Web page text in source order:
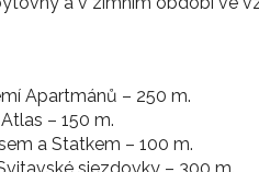
Apartmánů – 250 m.
– 150 m.
a Statkem – 100 m.